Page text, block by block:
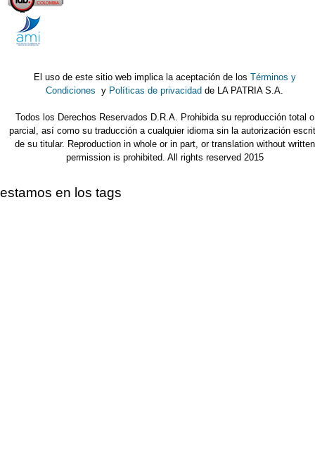
El uso de este sitio web implica la aceptación de los Términos y
Condiciones y Políticas de privacidad de LA PATRIA S.A.
Todos los Derechos Reservados D.R.A. Prohibida su reproducción total o
parcial, así como su traducción a cualquier idioma sin la autorización
de su titular. Reproduction in whole or in part, or translation without written
permission is prohibited. All rights reserved 2015
estamos en los tags